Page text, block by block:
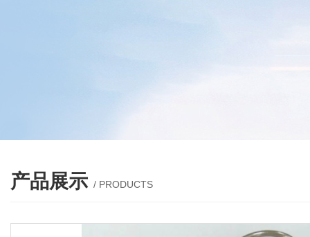
产品展示 / PRODUCTS